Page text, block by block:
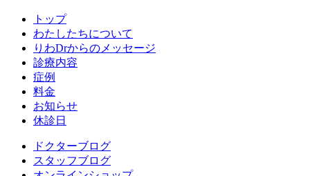
トップ
わたしたちについて
りわDrからのメッセージ
診療内容
症例
料金
お知らせ
休診日
ドクターブログ
スタッフブログ